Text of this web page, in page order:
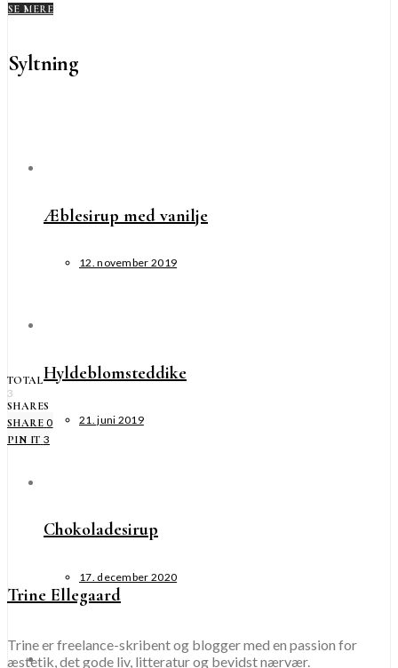
SE MERE
Syltning
Æblesirup med vanilje
12. november 2019
Hyldeblomsteddike
21. juni 2019
Chokoladesirup
17. december 2020
TOTAL
3
SHARES
SHARE 0
PIN IT 3
Trine Ellegaard
Trine er freelance-skribent og blogger med en passion for
æstetik, det gode liv, litteratur og bevidst nærvær.